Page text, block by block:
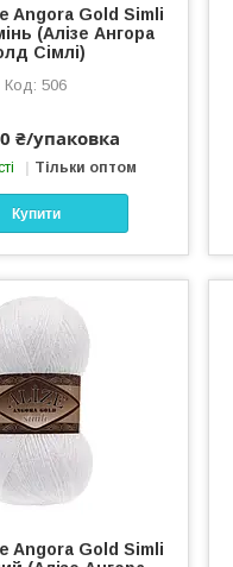
Angora Gold Simli
(Алізе Ангора
Сімлі)
506
₴/упаковка
Тільки оптом
Купити
Angora Gold Simli